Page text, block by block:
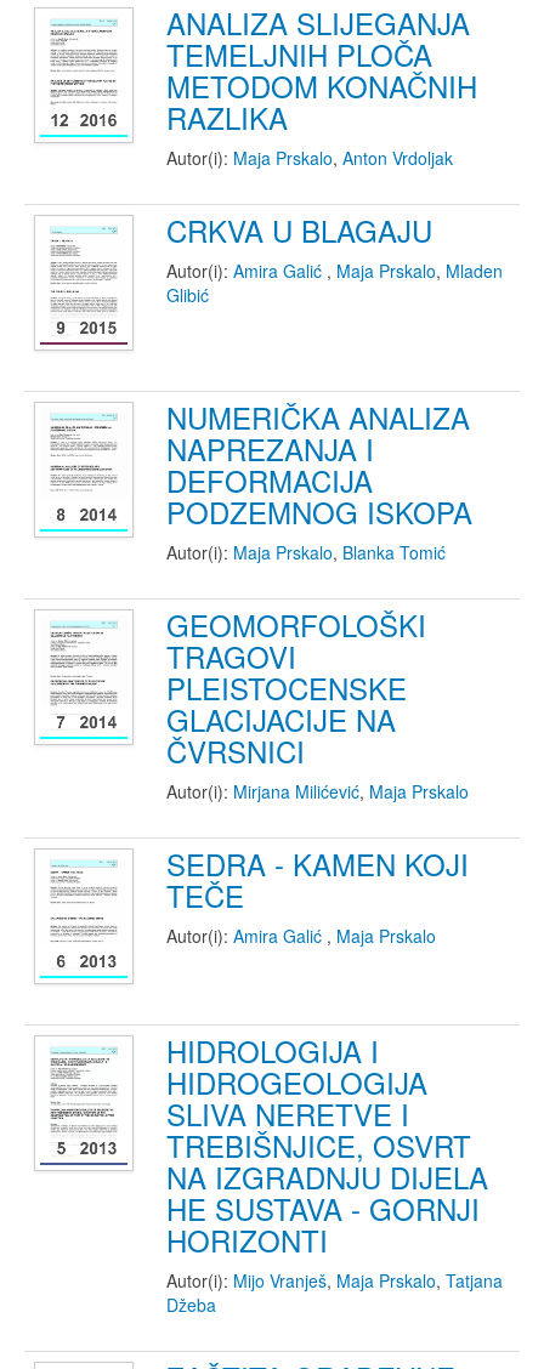
ANALIZA SLIJEGANJA
TEMELJNIH PLOČA
METODOM KONAČNIH
RAZLIKA
Autor(i): Maja Prskalo, Anton Vrdoljak
CRKVA U BLAGAJU
Autor(i): Amira Galić , Maja Prskalo, Mladen
Glibić
NUMERIČKA ANALIZA
NAPREZANJA I
DEFORMACIJA
PODZEMNOG ISKOPA
Autor(i): Maja Prskalo, Blanka Tomić
GEOMORFOLOŠKI
TRAGOVI
PLEISTOCENSKE
GLACIJACIJE NA
ČVRSNICI
Autor(i): Mirjana Milićević, Maja Prskalo
SEDRA - KAMEN KOJI
TEČE
Autor(i): Amira Galić , Maja Prskalo
HIDROLOGIJA I
HIDROGEOLOGIJA
SLIVA NERETVE I
TREBIŠNJICE, OSVRT
NA IZGRADNJU DIJELA
HE SUSTAVA - GORNJI
HORIZONTI
Autor(i): Mijo Vranješ, Maja Prskalo, Tatjana
Džeba